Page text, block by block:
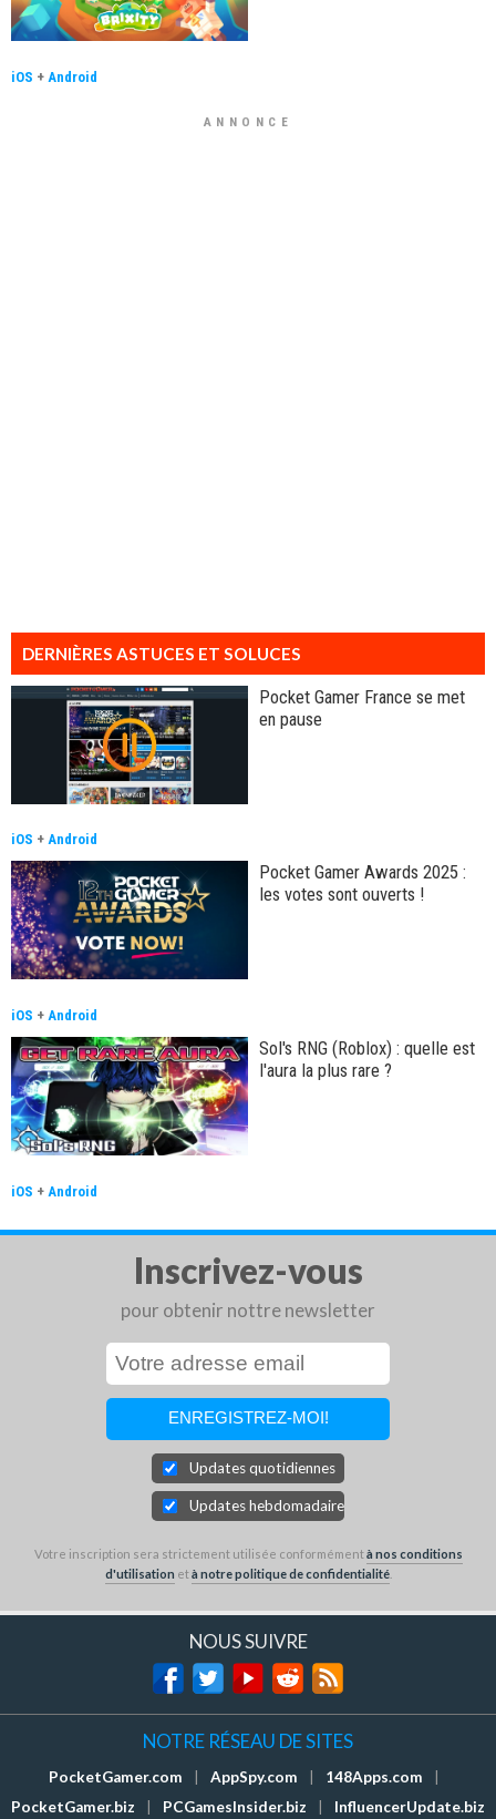
iOS + Android
ANNONCE
DERNIÈRES ASTUCES ET SOLUCES
Pocket Gamer France se met
en pause
iOS + Android
Pocket Gamer Awards 2025 :
les votes sont ouverts !
iOS + Android
Sol's RNG (Roblox) : quelle est
l'aura la plus rare ?
iOS + Android
Inscrivez-vous
pour obtenir nottre newsletter
Updates quotidiennes
Updates hebdomadaires
Votre inscription sera strictement utilisée conformémentà nos conditions
d'utilisation età notre politique de confidentialité.
NOUS SUIVRE
NOTRE RÉSEAU DE SITES
PocketGamer.com AppSpy.com 148Apps.com
PocketGamer.biz
PCGamesInsider.biz InfluencerUpdate.biz